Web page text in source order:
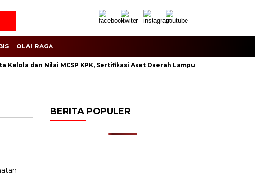
OLAHRAGA
Kelola dan Nilai MCSP KPK, Sertifikasi Aset Daerah Lampung Selatan
BERITA POPULER